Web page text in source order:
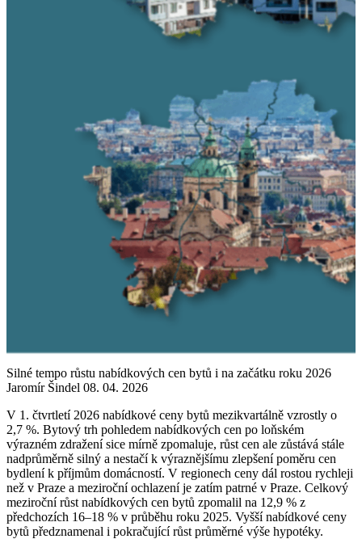
Silné tempo růstu nabídkových cen bytů i na začátku roku 2026
Jaromír Šindel 08. 04. 2026
V 1. čtvrtletí 2026 nabídkové ceny bytů mezikvartálně vzrostly o
2,7 %. Bytový trh pohledem nabídkových cen po loňském
výrazném zdražení sice mírně zpomaluje, růst cen ale zůstává stále
nadprůměrně silný a nestačí k výraznějšímu zlepšení poměru cen
bydlení k příjmům domácností. V regionech ceny dál rostou rychleji
než v Praze a meziroční ochlazení je zatím patrné v Praze. Celkový
meziroční růst nabídkových cen bytů zpomalil na 12,9 % z
předchozích 16–18 % v průběhu roku 2025. Vyšší nabídkové ceny
bytů předznamenal i pokračující růst průměrné výše hypotéky.